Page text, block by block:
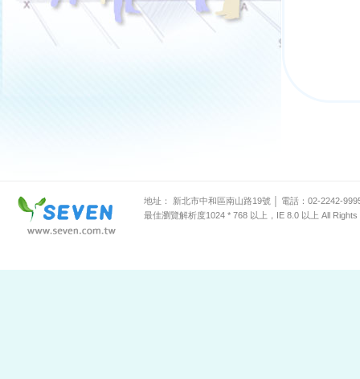
地址： 新北市中和區南山路19號 │ 電話：02-2242-
最佳瀏覽解析度1024 * 768 以上，IE 8.0 以上 All